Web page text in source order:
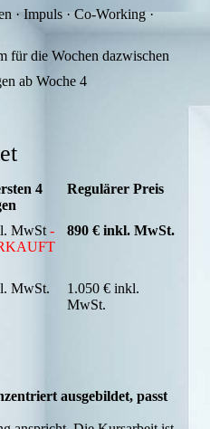
· Impuls · Co-Working ·
für die Wochen dazwischen
ab Woche 4
4
Regulärer Preis
MwSt-
890 € inkl. MwSt.
MwSt.
1.050 € inkl.
MwSt.
ausgebildet, passt